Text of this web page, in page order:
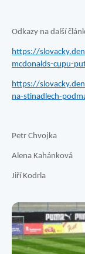
Odkazy na další
https://
mcdonalds-cupu-
https://
na-stinadlech-
Petr Chvojka
Alena Kahánková
Jiří Kodrla